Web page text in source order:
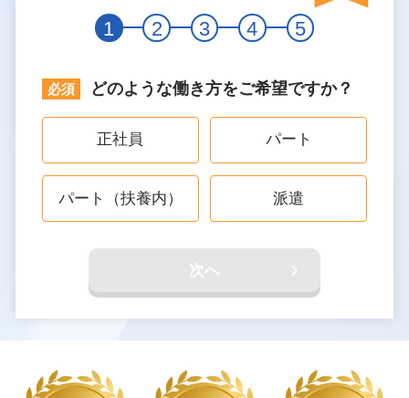
1 2 3 4 5
どのような働き方をご希望ですか？
正社員 パート
パート（扶養内） 派遣
次へ